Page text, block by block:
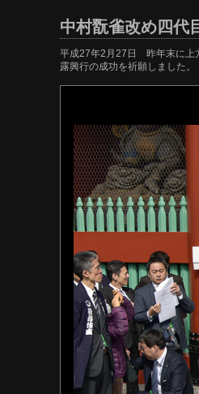
中村翫雀改め四代
平成27年2月27日 昨年末に上
露興行の成功を祈願しました。